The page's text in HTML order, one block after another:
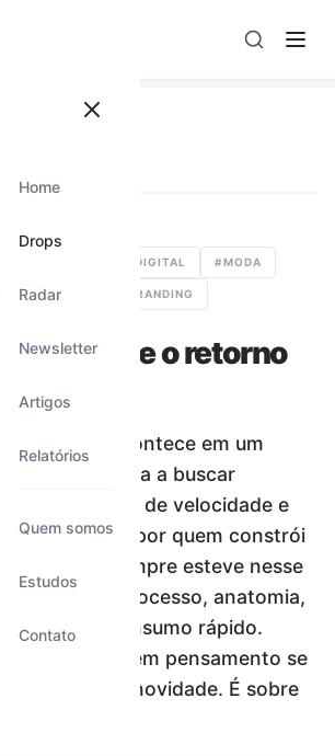
é liderada por Vanessa Caldas e a
Home
Drops
Radar
Newsletter
Artigos
Relatórios
Quem somos
Estudos
Contato
CULTURA DIGITAL #MODA
BRANDING
Throup e o retorno
Throup acontece em um
a moda volta a buscar
de anos de velocidade e
o interesse por quem constrói
E Aitor sempre esteve nesse
carrega processo, anatomia,
feito para consumo rápido.
o que tem pensamento se
não é sobre novidade. É sobre